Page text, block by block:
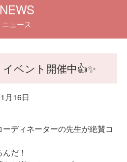
NEWS
ニュース
ベント開催中👍✨
月16日
ディネーターの先生が絶賛コ
だ！